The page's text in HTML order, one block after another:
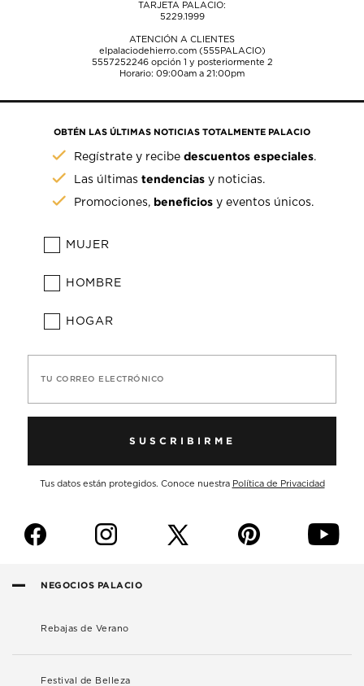
TARJETA PALACIO:
5229.1999
ATENCIÓN A CLIENTES
elpalaciodehierro.com (555PALACIO)
5557252246opción 1 y posteriormente 2
Horario: 09:00am a 21:00pm
OBTÉN LAS ÚLTIMAS NOTICIAS TOTALMENTE PALACIO
Regístrate y recibedescuentos especiales.
Las últimastendencias y noticias.
Promociones, beneficios y eventos únicos.
MUJER
HOMBRE
HOGAR
TU CORREO ELECTRÓNICO
SUSCRIBIRME
Tus datos están protegidos. Conoce nuestra Política de Privacidad
f i p y
NEGOCIOS PALACIO
Rebajas de Verano
Festival de Belleza